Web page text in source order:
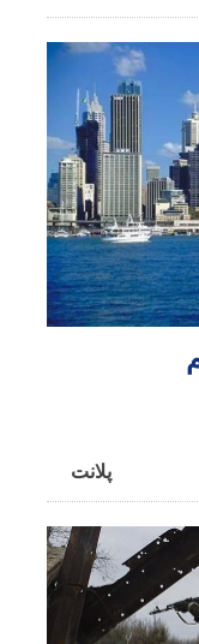
پلانت